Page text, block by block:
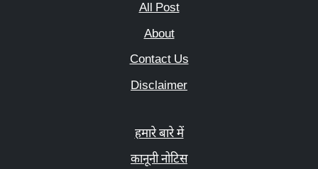
All Post
About
Contact Us
Disclaimer
हमारे बारे में
कानूनी नोटिस